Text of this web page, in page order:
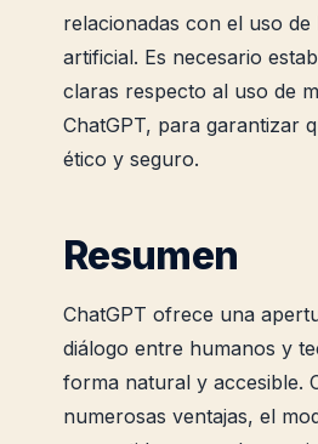
relacionadas con el uso de
artificial. Es necesario
claras respecto al uso de
ChatGPT, para garantizar
ético y seguro.
Resumen
ChatGPT ofrece una
diálogo entre humanos y
forma natural y accesible.
numerosas ventajas, el